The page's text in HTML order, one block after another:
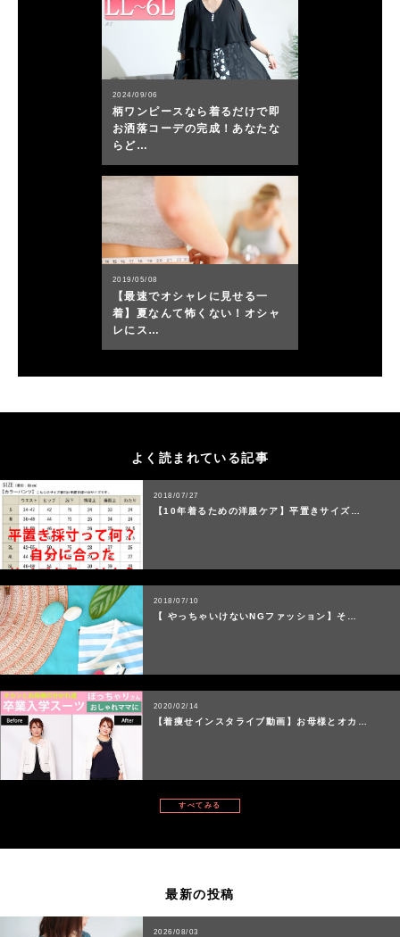
よく読まれている記事
2018/07/27
【10年着るための洋服ケア】平置きサイズ…
2018/07/10
【 やっちゃいけないNGファッション】そ…
2020/02/14
【着痩せインスタライブ動画】お母様とオカ…
すべてみる
最新の投稿
2026/08/03
2024/09/06
柄ワンピースなら着るだけで即
お洒落コーデの完成！あなたな
らど…
2019/05/08
【最速でオシャレに見せる一
着】夏なんて怖くない！オシャ
レにス…